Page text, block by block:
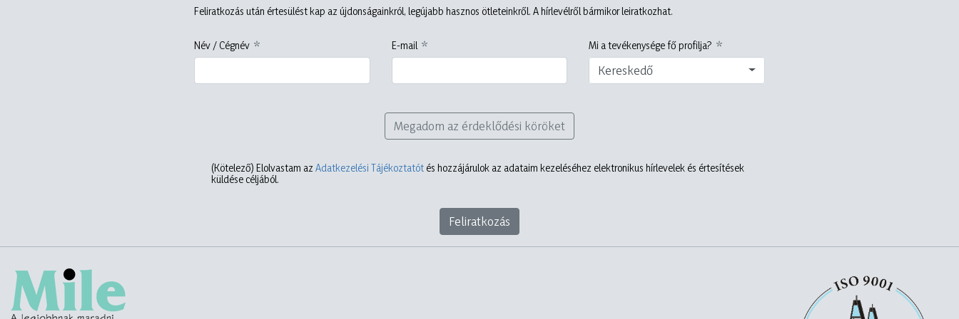
Feliratkozás után értesülést kap az újdonságainkról, legújabb hasznos ötleteinkről. A hírlevélről bármikor leiratkozhat.
Név / Cégnév E-mail Mi a tevékenysége fő profilja?
Kereskedő
Megadom az érdeklődési köröket
(Kötelező) Elolvastam az Adatkezelési Tájékoztatót és hozzájárulok az adataim kezeléséhez elektronikus hírlevelek és értesítések
küldése céljából.
Feliratkozás